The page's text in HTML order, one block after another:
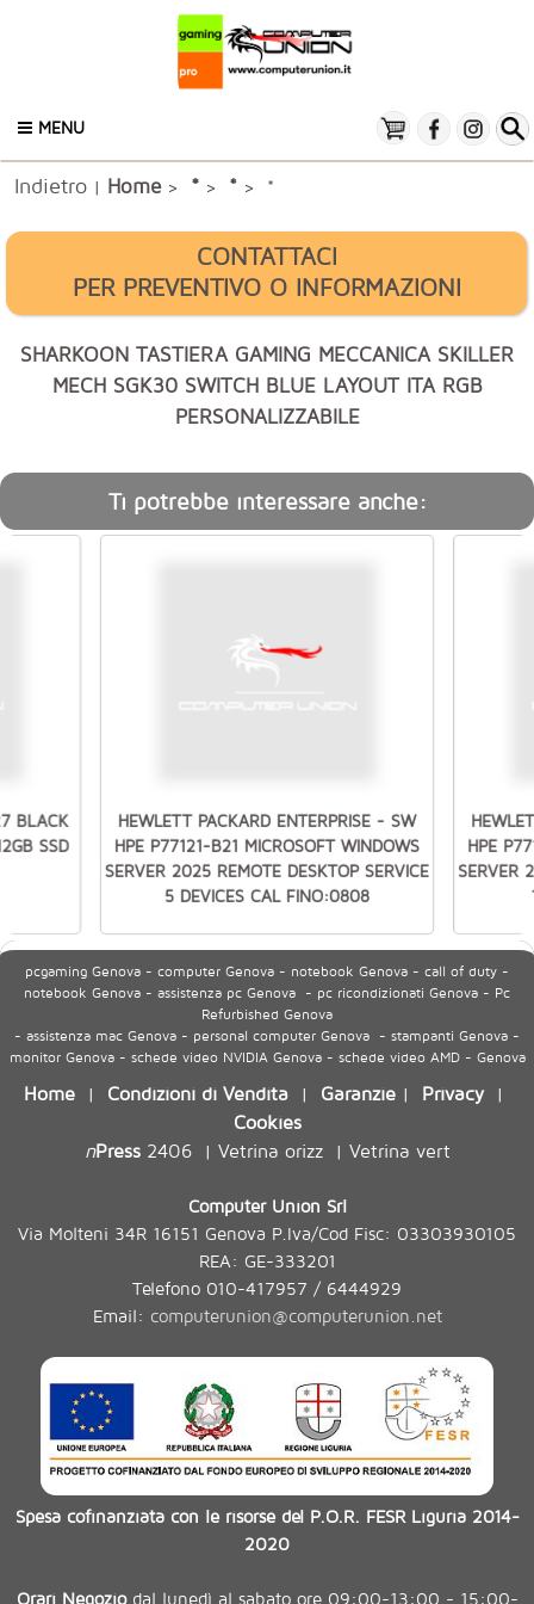
MENU
Indietro | Home> * > * > *
CONTATTACI
PER PREVENTIVO O INFORMAZIONI
SHARKOON TASTIERA GAMING MECCANICA SKILLER
MECH SGK30 SWITCH BLUE LAYOUT ITA RGB
PERSONALIZZABILE
Ti potrebbe interessare anche:
BLACK
SSD
HEWLETT PACKARD ENTERPRISE - SW
HPE P77121-B21 MICROSOFT WINDOWS
SERVER 2025 REMOTE DESKTOP SERVICE
5 DEVICES CAL FINO:0808
HPE
SERVER
pcgaming Genova - computer Genova - notebook Genova - call of duty -
notebook Genova - assistenza pc Genova - pc ricondizionati Genova - Pc
Refurbished Genova
- assistenza mac Genova - personal computer Genova - stampanti Genova -
monitor Genova - schede video NVIDIA Genova - schede video AMD - Genova
Home | Condizioni di Vendita | Garanzie | Privacy|
Cookies
nPress2406| Vetrina orizz| Vetrina vert
Computer Union Srl
Via Molteni 34R 16151 Genova P.Iva/Cod Fisc: 03303930105
REA: GE-333201
Telefono 010-417957 / 6444929
Email: computerunion@computerunion.net
Spesa cofinanziata con le risorse del P.O.R. FESR Liguria 2014-
2020
Orari Negoziodal lunedì al sabato ore 09:00-13:00 - 15:00-